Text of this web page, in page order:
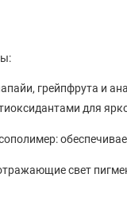
грейпфрута и
для
свет